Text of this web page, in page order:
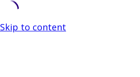
Skip to content